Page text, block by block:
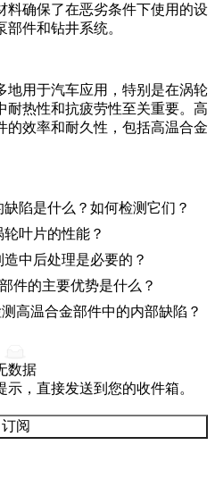
料确保了在恶劣条件下使用的设
部件和钻井系统。
地用于汽车应用，特别是在涡轮
耐热性和抗疲劳性至关重要。高
的效率和耐久性，包括高温合金
陷是什么？如何检测它们？
叶片的性能？
中后处理是必要的？
件的主要优势是什么？
高温合金部件中的内部缺陷？
数据
，直接发送到您的收件箱。
订阅